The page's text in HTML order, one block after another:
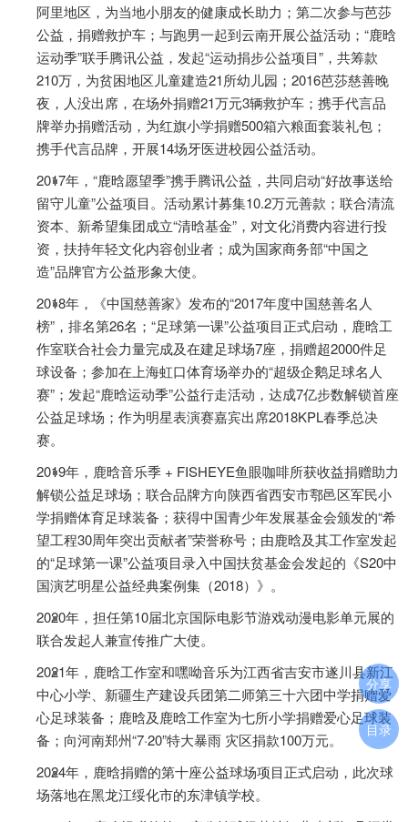
阿里地区，为当地小朋友的健康成长助力；第二次参与芭莎
公益，捐赠救护车；与跑男一起到云南开展公益活动；“鹿晗
运动季”联手腾讯公益，发起“运动捐步公益项目”，共筹款
210万，为贫困地区儿童建造21所幼儿园；2016芭莎慈善晚
夜，人没出席，在场外捐赠21万元3辆救护车；携手代言品
牌举办捐赠活动，为红旗小学捐赠500箱六粮面套装礼包；
携手代言品牌，开展14场牙医进校园公益活动。
2017年，“鹿晗愿望季”携手腾讯公益，共同启动“好故事送给
留守儿童”公益项目。活动累计募集10.2万元善款；联合清流
资本、新希望集团成立“清晗基金”，对文化消费内容进行投
资，扶持年轻文化内容创业者；成为国家商务部“中国之
造”品牌官方公益形象大使。
2018年，《中国慈善家》发布的“2017年度中国慈善名人
榜”，排名第26名；“足球第一课”公益项目正式启动，鹿晗工
作室联合社会力量完成及在建足球场7座，捐赠超2000件足
球设备；参加在上海虹口体育场举办的“超级企鹅足球名人
赛”；发起“鹿晗运动季”公益行走活动，达成7亿步数解锁首座
公益足球场；作为明星表演赛嘉宾出席2018KPL春季总决
赛。
2019年，鹿晗音乐季 + FISHEYE鱼眼咖啡所获收益捐赠助力
解锁公益足球场；联合品牌方向陕西省西安市鄠邑区军民小
学捐赠体育足球装备；获得中国青少年发展基金会颁发的“希
望工程30周年突出贡献者”荣誉称号；由鹿晗及其工作室发起
的“足球第一课”公益项目录入中国扶贫基金会发起的《S20中
国演艺明星公益经典案例集（2018）》。
2020年，担任第10届北京国际电影节游戏动漫电影单元展的
联合发起人兼宣传推广大使。
2021年，鹿晗工作室和嘿呦音乐为江西省吉安市遂川县新江
中心小学、新疆生产建设兵团第二师第三十六团中学捐赠爱
心足球装备；鹿晗及鹿晗工作室为七所小学捐赠爱心足球装
备；向河南郑州“7·20”特大暴雨 灾区捐款100万元。
2024年，鹿晗捐赠的第十座公益球场项目正式启动，此次球
场落地在黑龙江绥化市的东津镇学校。
目录
分享